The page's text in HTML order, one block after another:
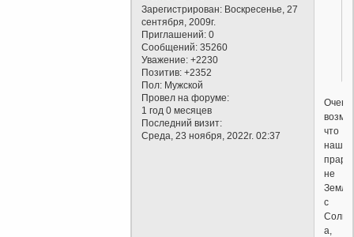
Зарегистрирован: Воскресенье, 27
сентября, 2009г.
Приглашений: 0
Сообщений: 35260
Уважение: +2230
Позитив: +2352
Пол: Мужской
Провел на форуме:
1 год 0 месяцев
Последний визит:
Среда, 23 ноября, 2022г. 02:37
Очень
что
наша
не
Земля
с
а,